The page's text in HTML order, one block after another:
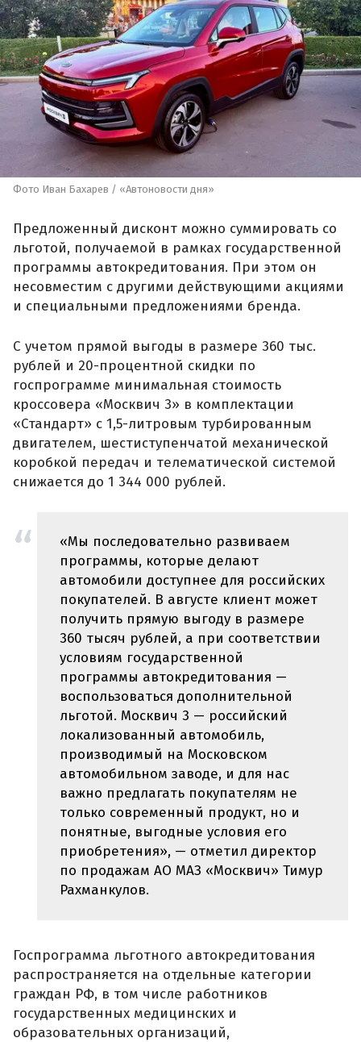
Фото Иван Бахарев / «Автоновости дня»
Предложенный дисконт можно суммировать со
льготой, получаемой в рамках государственной
программы автокредитования. При этом он
несовместим с другими действующими акциями
и специальными предложениями бренда.
С учетом прямой выгоды в размере 360 тыс.
рублей и 20-процентной скидки по
госпрограмме минимальная стоимость
кроссовера «Москвич 3» в комплектации
«Стандарт» с 1,5-литровым турбированным
двигателем, шестиступенчатой механической
коробкой передач и телематической системой
снижается до 1 344 000 рублей.
«Мы последовательно развиваем
программы, которые делают
автомобили доступнее для российских
покупателей. В августе клиент может
получить прямую выгоду в размере
360 тысяч рублей, а при соответствии
условиям государственной
программы автокредитования —
воспользоваться дополнительной
льготой. Москвич 3 — российский
локализованный автомобиль,
производимый на Московском
автомобильном заводе, и для нас
важно предлагать покупателям не
только современный продукт, но и
понятные, выгодные условия его
приобретения», — отметил директор
по продажам АО МАЗ «Москвич» Тимур
Рахманкулов.
Госпрограмма льготного автокредитования
распространяется на отдельные категории
граждан РФ, в том числе работников
государственных медицинских и
образовательных организаций,